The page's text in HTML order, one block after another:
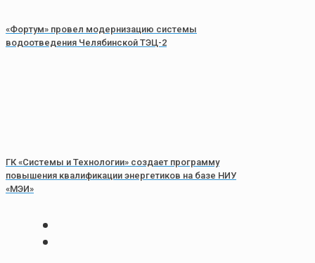
«Фортум» провел модернизацию системы
водоотведения Челябинской ТЭЦ-2
ГК «Системы и Технологии» создает программу
повышения квалификации энергетиков на базе НИУ
«МЭИ»